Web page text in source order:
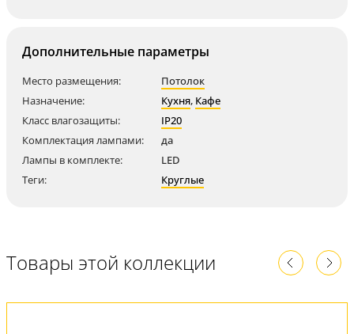
Дополнительные параметры
Место размещения:
Потолок
Назначение:
Кухня, Кафе
Класс влагозащиты:
IP20
Комплектация лампами:
да
Лампы в комплекте:
LED
Теги:
Круглые
Товары этой коллекции